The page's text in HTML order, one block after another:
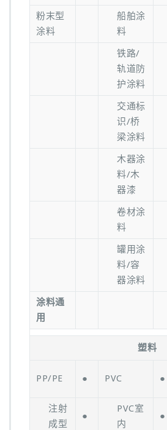
粉末型
涂料
船舶涂
料
铁路/
轨道防
护涂料
交通标
识/桥
梁涂料
木器涂
料/木
器漆
卷材涂
料
罐用涂
料/容
器涂料
涂料通
用
塑料
PP/PE ● PVC ●
注射
成型
●
PVC室
内
●